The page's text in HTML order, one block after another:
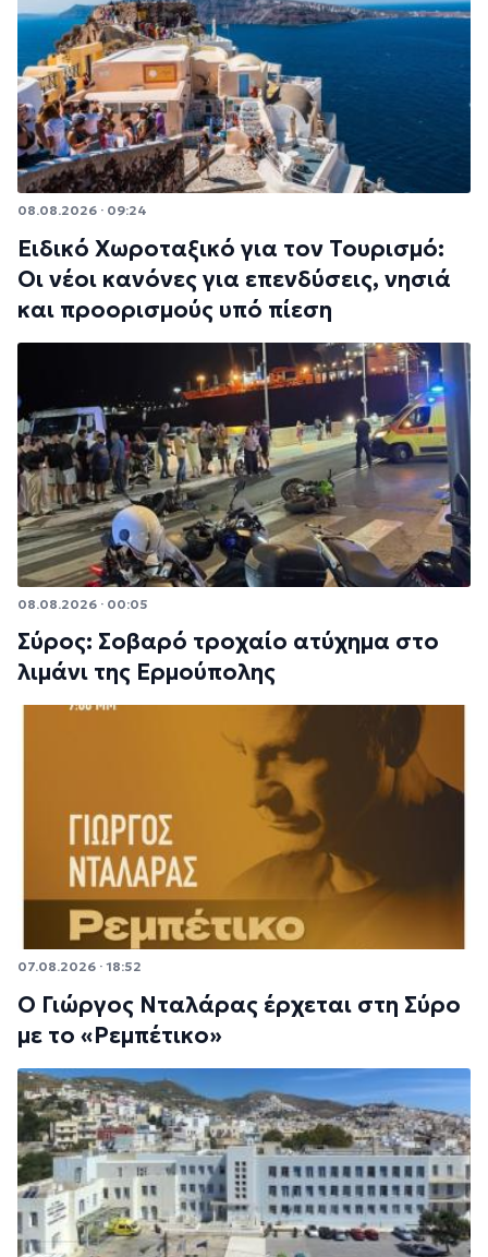
08.08.2026 · 09:24
Ειδικό Χωροταξικό για τον Τουρισμό:
Οι νέοι κανόνες για επενδύσεις, νησιά
και προορισμούς υπό πίεση
08.08.2026 · 00:05
Σύρος: Σοβαρό τροχαίο ατύχημα στο
λιμάνι της Ερμούπολης
07.08.2026 · 18:52
Ο Γιώργος Νταλάρας έρχεται στη Σύρο
με το «Ρεμπέτικο»